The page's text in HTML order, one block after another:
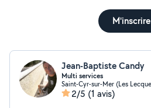
M'inscrire
Jean-Baptiste Candy
Multi services
2/5 (1 avis)